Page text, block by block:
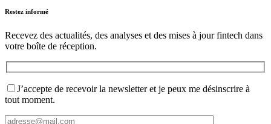
Restez informé
Recevez des actualités, des analyses et des mises à jour fintech dans
votre boîte de réception.
J’accepte de recevoir la newsletter et je peux me désinscrire à
tout moment.